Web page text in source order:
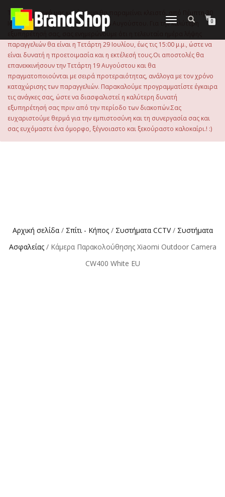
περιεχόμενο
Εναλλαγή
0
Το ηλεκτρονικό μας κατάστημα θα παραμείνει κλειστό, από Πέμπτη 30
Ιουλίου 2026 μέχρι και την Τρίτη 18 Αυγούστου. Για την καλύτερη
εξυπηρέτησή σας, σας ενημερώνουμε ότι η τελευταία ημέρα λήψης
παραγγελιών θα είναι η Τετάρτη 29 Ιουλίου, έως τις 15:00 μ.μ., ώστε να
είναι δυνατή η προετοιμασία και η εκτέλεσή τους.Οι αποστολές θα
επανεκκινήσουν την Τετάρτη 19 Αυγούστου και θα
πραγματοποιούνται με σειρά προτεραιότητας, ανάλογα με τον χρόνο
καταχώρισης των παραγγελιών. Παρακαλούμε προγραμματίστε έγκαιρα
τις ανάγκες σας, ώστε να διασφαλιστεί η καλύτερη δυνατή
εξυπηρέτησή σας πριν από την περίοδο των διακοπών.Σας
ευχαριστούμε θερμά για την εμπιστοσύνη και τη συνεργασία σας και
σας ευχόμαστε ένα όμορφο, ξέγνοιαστο και ξεκούραστο καλοκαίρι.! :)
Αρχική σελίδα/ Σπίτι - Κήπος/ Συστήματα CCTV/ Συστήματα
Ασφαλείας/ Κάμερα Παρακολούθησης Xiaomi Outdoor Camera
CW400 White EU